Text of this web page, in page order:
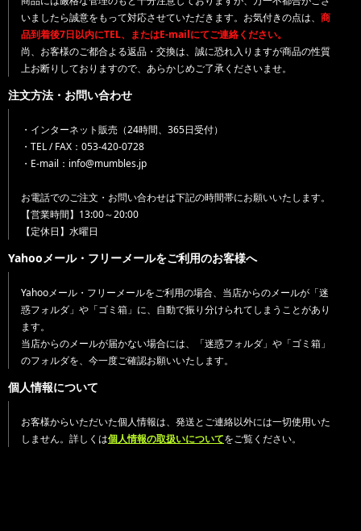
いましたら誠意をもって対応させていただきます。お気付きの点は、 商
品到着後7日以内にTEL、またはE-mailにてご連絡ください。
尚、お客様のご都合よる返品・交換は、誠に恐れ入りますが商品の性質
上お断りしておりますので、あらかじめご了承くださいませ。
注文方法・お問い合わせ
・インターネット販売（24時間、365日受付）
・TEL / FAX：053-420-0728
・E-mail：info@mumbles.jp
お電話でのご注文・お問い合わせは下記の時間帯にお願いいたします。
【営業時間】13:00～20:00
【定休日】水曜日
Yahooメール・フリーメールをご利用のお客様へ
Yahooメール・フリーメールをご利用の場合、当店からのメールが「迷
惑フォルダ」や「ゴミ箱」に、自動で振り分けられてしまうことがあり
ます。
当店からのメールが届かない場合には、「迷惑フォルダ」や「ゴミ箱」
のフォルダを、今一度ご確認お願いいたします。
個人情報について
お客様からいただいた個人情報は、発送とご連絡以外には一切使用いた
しません。詳しくは個人情報の取扱いについてをご覧ください。